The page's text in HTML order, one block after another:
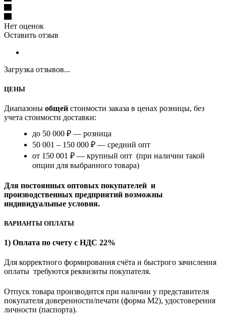
Нет оценок
Оставить отзыв
Загрузка отзывов...
ЦЕНЫ
Диапазоны общей стоимости заказа в ценах розницы, без
учета стоимости доставки:
до 50 000 ₽ — розница
50 001 – 150 000 ₽ — средний опт
от 150 001 ₽ — крупный опт (при наличии такой
опции для выбранного товара)
Для постоянных оптовых покупателей и
производственных предприятий возможны
индивидуальные условия.
ВАРИАНТЫ ОПЛАТЫ
1) Оплата по счету с НДС 22%
Для корректного формирования счёта и быстрого зачисления
оплаты требуются реквизиты покупателя.
Отпуск товара производится при наличии у представителя
покупателя доверенности/печати (форма M2), удостоверения
личности (паспорта).